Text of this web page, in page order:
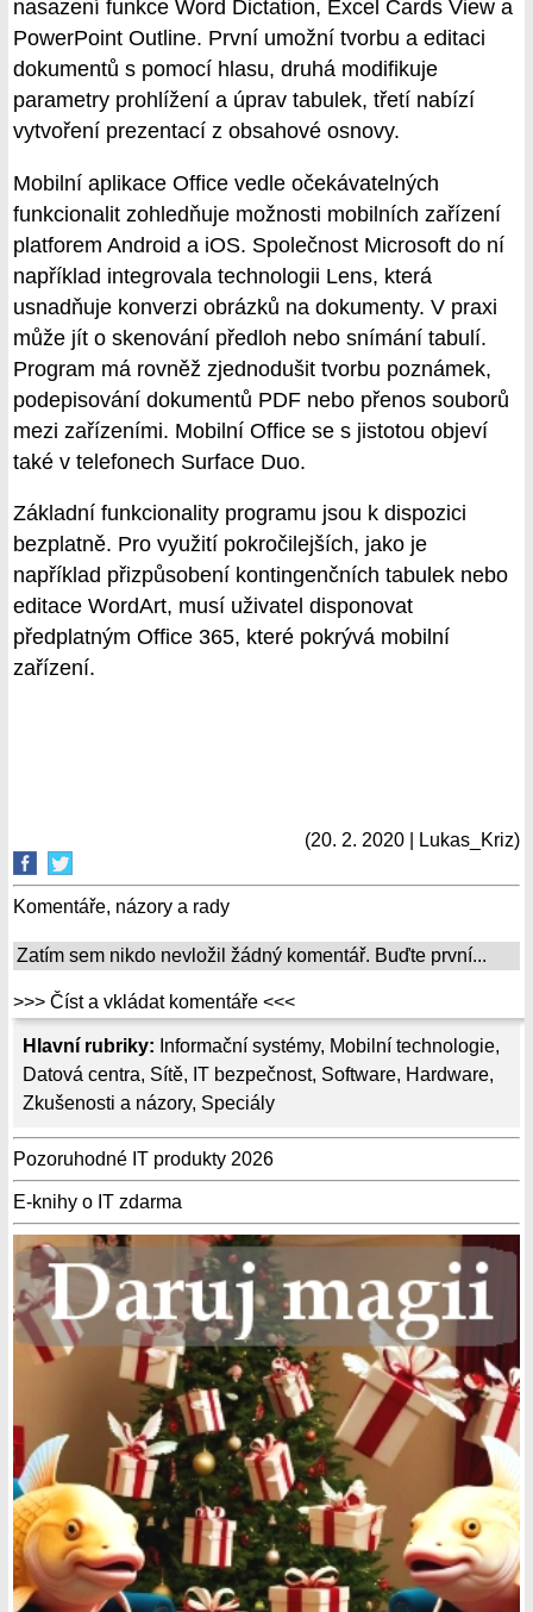
Hlavní rubriky: Informační systémy, Mobilní technologie,
Datová centra, Sítě, IT bezpečnost, Software, Hardware,
Zkušenosti a názory, Speciály
Pozoruhodné IT produkty 2026
E-knihy o IT zdarma
nasazení funkce Word Dictation, Excel Cards View a
PowerPoint Outline. První umožní tvorbu a editaci
dokumentů s pomocí hlasu, druhá modifikuje
parametry prohlížení a úprav tabulek, třetí nabízí
vytvoření prezentací z obsahové osnovy.
Mobilní aplikace Office vedle očekávatelných
funkcionalit zohledňuje možnosti mobilních zařízení
platforem Android a iOS. Společnost Microsoft do ní
například integrovala technologii Lens, která
usnadňuje konverzi obrázků na dokumenty. V praxi
může jít o skenování předloh nebo snímání tabulí.
Program má rovněž zjednodušit tvorbu poznámek,
podepisování dokumentů PDF nebo přenos souborů
mezi zařízeními. Mobilní Office se s jistotou objeví
také v telefonech Surface Duo.
Základní funkcionality programu jsou k dispozici
bezplatně. Pro využití pokročilejších, jako je
například přizpůsobení kontingenčních tabulek nebo
editace WordArt, musí uživatel disponovat
předplatným Office 365, které pokrývá mobilní
zařízení.
(20. 2. 2020 | Lukas_Kriz)
Komentáře, názory a rady
Zatím sem nikdo nevložil žádný komentář. Buďte první...
>>> Číst a vkládat komentáře <<<